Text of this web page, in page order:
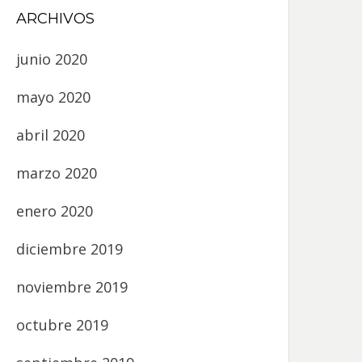
ARCHIVOS
junio 2020
mayo 2020
abril 2020
marzo 2020
enero 2020
diciembre 2019
noviembre 2019
octubre 2019